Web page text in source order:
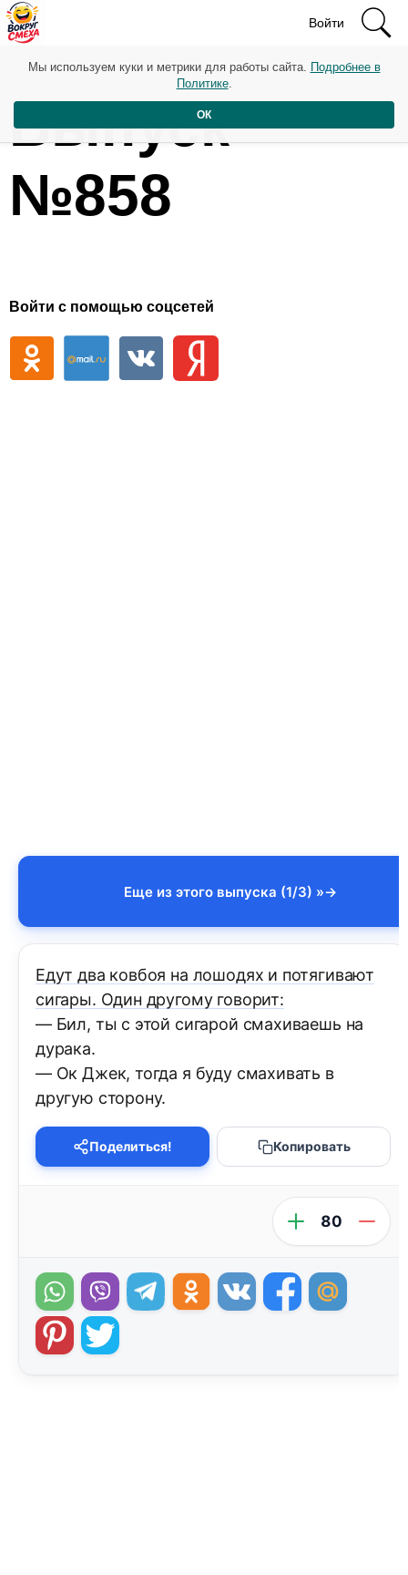
Войти
Выпуск
№858
Войти с помощью соцсетей
Еще из этого выпуска (1/3) »
Едут два ковбоя на лошодях и потягивают
сигары. Один другому говорит:
— Бил, ты с этой сигарой смахиваешь на
дурака.
— Ок Джек, тогда я буду смахивать в
другую сторону.
Поделиться! Копировать
80
Мы используем куки и метрики для работы сайта. Подробнее в
Политике.
ОК